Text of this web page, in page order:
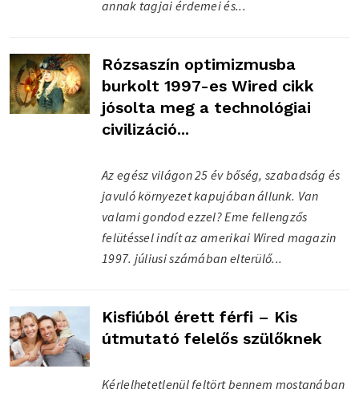
annak tagjai érdemei és...
Rózsaszín optimizmusba
burkolt 1997-es Wired cikk
jósolta meg a technológiai
civilizáció...
Az egész világon 25 év bőség, szabadság és
javuló környezet kapujában állunk. Van
valami gondod ezzel? Eme fellengzős
felütéssel indít az amerikai Wired magazin
1997. júliusi számában elterülő...
Kisfiúból érett férfi – Kis
útmutató felelős szülőknek
Kérlelhetetlenül feltört bennem mostanában